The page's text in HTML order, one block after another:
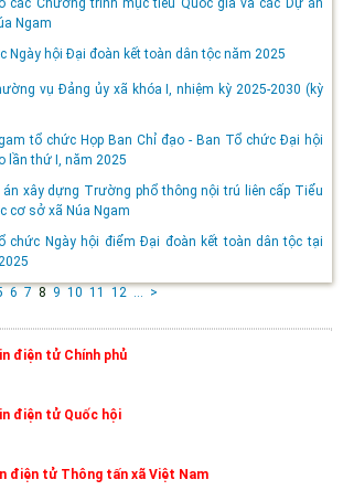
Ngam
Ngày hội Đại đoàn kết toàn dân tộc năm 2025
vụ Đảng ủy xã khóa I, nhiệm kỳ 2025-2030 (kỳ
tổ chức Họp Ban Chỉ đạo - Ban Tổ chức Đại hội
lần thứ I, năm 2025
xây dựng Trường phổ thông nội trú liên cấp Tiểu
cơ sở xã Núa Ngam
chức Ngày hội điểm Đại đoàn kết toàn dân tộc tại
6 7 8 9 10 11 12 ... >
điện tử Chính phủ
điện tử Quốc hội
điện tử Thông tấn xã Việt Nam